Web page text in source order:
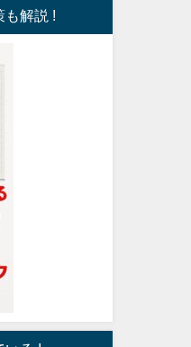
も解説 !